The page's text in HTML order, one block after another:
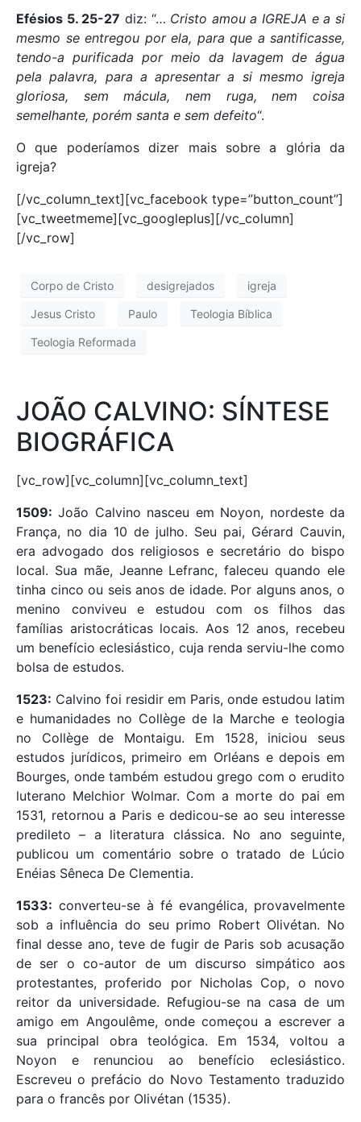
Efésios 5. 25-27 diz: “… Cristo amou a IGREJA e a si
mesmo se entregou por ela, para que a santificasse,
tendo-a purificada por meio da lavagem de água
pela palavra, para a apresentar a si mesmo igreja
gloriosa, sem mácula, nem ruga, nem coisa
semelhante, porém santa e sem defeito“.
O que poderíamos dizer mais sobre a glória da
igreja?
[/vc_column_text][vc_facebook type=”button_count”]
[vc_tweetmeme][vc_googleplus][/vc_column]
[/vc_row]
Corpo de Cristo desigrejados igreja
Jesus Cristo Paulo Teologia Bíblica
Teologia Reformada
JOÃO CALVINO: SÍNTESE
BIOGRÁFICA
[vc_row][vc_column][vc_column_text]
1509: João Calvino nasceu em Noyon, nordeste da
França, no dia 10 de julho. Seu pai, Gérard Cauvin,
era advogado dos religiosos e secretário do bispo
local. Sua mãe, Jeanne Lefranc, faleceu quando ele
tinha cinco ou seis anos de idade. Por alguns anos, o
menino conviveu e estudou com os filhos das
famílias aristocráticas locais. Aos 12 anos, recebeu
um benefício eclesiástico, cuja renda serviu-lhe como
bolsa de estudos.
1523: Calvino foi residir em Paris, onde estudou latim
e humanidades no Collège de la Marche e teologia
no Collège de Montaigu. Em 1528, iniciou seus
estudos jurídicos, primeiro em Orléans e depois em
Bourges, onde também estudou grego com o erudito
luterano Melchior Wolmar. Com a morte do pai em
1531, retornou a Paris e dedicou-se ao seu interesse
predileto – a literatura clássica. No ano seguinte,
publicou um comentário sobre o tratado de Lúcio
Enéias Sêneca De Clementia.
1533: converteu-se à fé evangélica, provavelmente
sob a influência do seu primo Robert Olivétan. No
final desse ano, teve de fugir de Paris sob acusação
de ser o co-autor de um discurso simpático aos
protestantes, proferido por Nicholas Cop, o novo
reitor da universidade. Refugiou-se na casa de um
amigo em Angoulême, onde começou a escrever a
sua principal obra teológica. Em 1534, voltou a
Noyon e renunciou ao benefício eclesiástico.
Escreveu o prefácio do Novo Testamento traduzido
para o francês por Olivétan (1535).